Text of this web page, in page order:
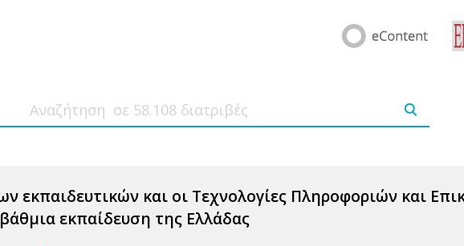
εκπαιδευτικών και οι Τεχνολογίες Πληροφοριών και
εκπαίδευση της Ελλάδας